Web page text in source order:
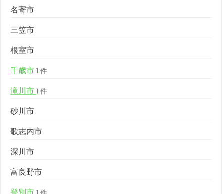
名寄市
三笠市
根室市
千歳市 1 件
滝川市 1 件
砂川市
歌志内市
深川市
富良野市